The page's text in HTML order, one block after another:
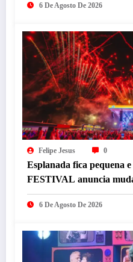
6 De Agosto De 2026
Felipe Jesus 0
Esplanada fica pequena
FESTIVAL anuncia
do Mineirão
6 De Agosto De 2026